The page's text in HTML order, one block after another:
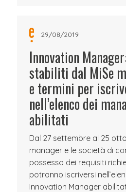
29/08/2019
Innovation
stabiliti dal MiSe
e termini per
nell’elenco dei
abilitati
Dal 27 settembre al 25
manager e le società di
possesso dei requisiti
potranno iscriversi
Innovation Manager